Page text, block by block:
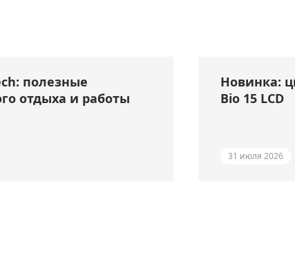
полезные
отдыха и работы
Новинка:
Bio 15 LCD
31 июля 2026